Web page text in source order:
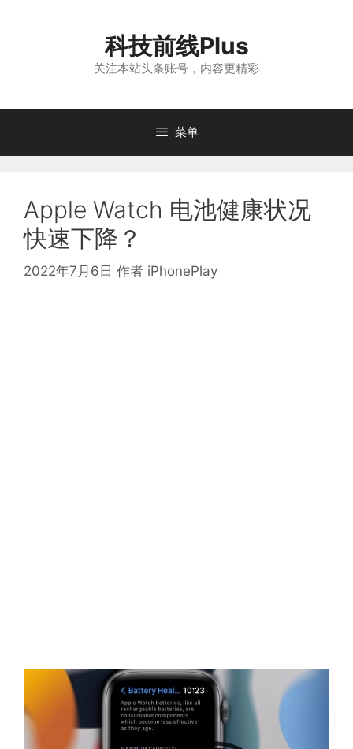
科技前线Plus
关注本站头条账号，内容更精彩
菜单
Apple Watch 电池健康状况
快速下降？
2022年7月6日 作者 iPhonePlay